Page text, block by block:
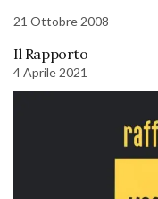
21 Ottobre 2008
Il Rapporto
4 Aprile 2021